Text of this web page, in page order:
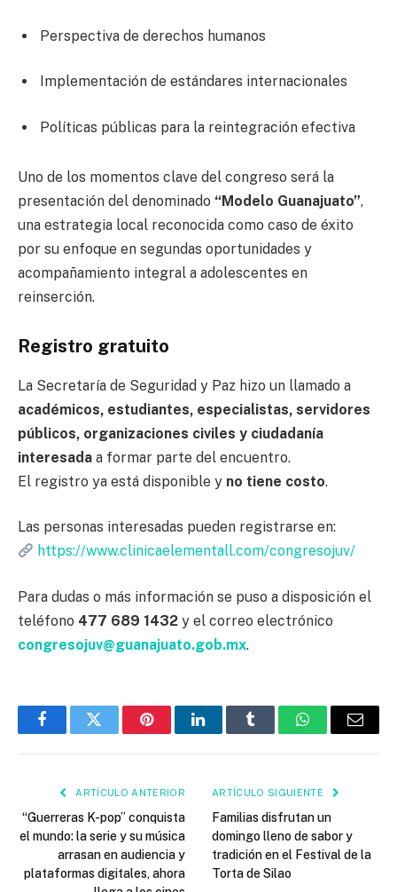
Perspectiva de derechos humanos
Implementación de estándares internacionales
Políticas públicas para la reintegración efectiva
Uno de los momentos clave del congreso será la
presentación del denominado “Modelo Guanajuato”,
una estrategia local reconocida como caso de éxito
por su enfoque en segundas oportunidades y
acompañamiento integral a adolescentes en
reinserción.
Registro gratuito
La Secretaría de Seguridad y Paz hizo un llamado a
académicos, estudiantes, especialistas, servidores
públicos, organizaciones civiles y ciudadanía
interesada a formar parte del encuentro.
El registro ya está disponible y no tiene costo.
Las personas interesadas pueden registrarse en:
https://www.clinicaelementall.com/congresojuv/
Para dudas o más información se puso a disposición el
teléfono 477 689 1432 y el correo electrónico
congresojuv@guanajuato.gob.mx.
FacebookTwitter PinterestLinkedInTumblr WhatsAppEmail
ARTÍCULO ANTERIOR
“Guerreras K-pop” conquista
el mundo: la serie y su música
arrasan en audiencia y
plataformas digitales, ahora
ARTÍCULO SIGUIENTE
Familias disfrutan un
domingo lleno de sabor y
tradición en el Festival de la
Torta de Silao